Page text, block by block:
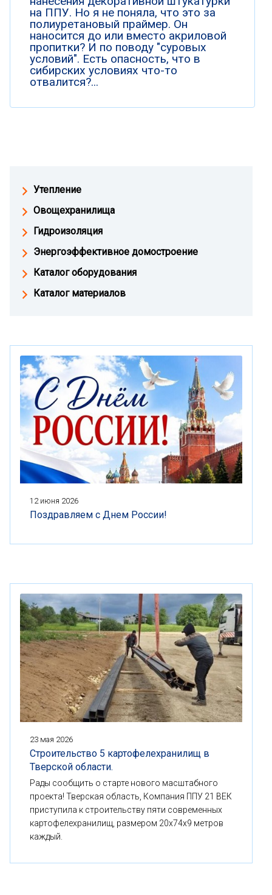
на ППУ. Но я не поняла, что это за
полиуретановый праймер. Он
наносится до или вместо акриловой
пропитки? И по поводу "суровых
условий". Есть опасность, что в
сибирских условиях что-то
отвалится?...
Утепление
Овощехранилища
Гидроизоляция
Энергоэффективное домостроение
Каталог оборудования
Каталог материалов
12 июня 2026
Поздравляем с Днем России!
23 мая 2026
Строительство 5 картофелехранилищ в
Тверской области.
Рады сообщить о старте нового масштабного
проекта! Тверская область, Компания ППУ 21 ВЕК
приступила к строительству пяти современных
картофелехранилищ, размером 20x74x9 метров
каждый.